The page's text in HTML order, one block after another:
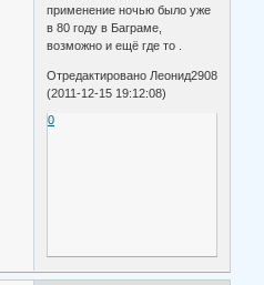
применение ночью было уже
в 80 году в Баграме,
возможно и ещё где то .
Отредактировано Леонид2908
(2011-12-15 19:12:08)
0